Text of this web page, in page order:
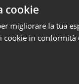
nel
anni
Romagna. Il 2025
cookie
migliorare la tua
in